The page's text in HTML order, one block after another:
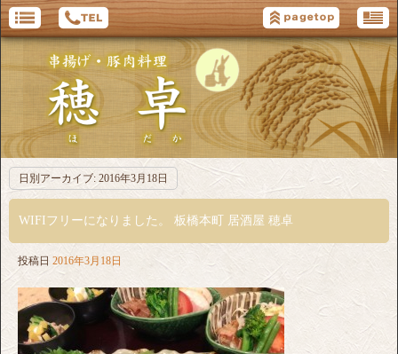
日別アーカイブ: 2016年3月18日
WIFIフリーになりました。 板橋本町 居酒屋 穂卓
投稿日 2016年3月18日